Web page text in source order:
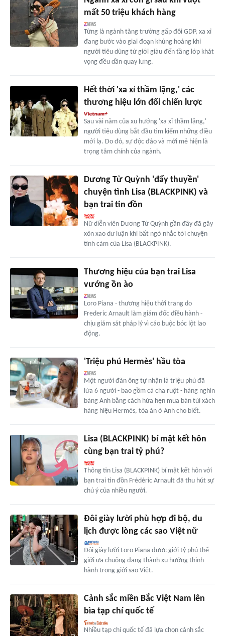
mất 50 triệu khách hàng
Từng là ngành tăng trưởng gấp đôi GDP, xa xỉ
đang bước vào giai đoạn khủng hoảng khi
người tiêu dùng từ giới giàu đến tầng lớp khát
vọng đều dần quay lưng.
Hết thời 'xa xỉ thầm lặng,' các
thương hiệu lớn đổi chiến lược
Sau vài năm của xu hướng 'xa xỉ thầm lặng,'
người tiêu dùng bắt đầu tìm kiếm những điều
mới lạ. Do đó, sự độc đáo và mới mẻ hiện là
trọng tâm chính của ngành.
Dương Tử Quỳnh 'đẩy thuyền'
chuyện tình Lisa (BLACKPINK) và
bạn trai tin đồn
Nữ diễn viên Dương Tử Quỳnh gần đây đã gây
xôn xao dư luận khi bất ngờ nhắc tới chuyện
tình cảm của Lisa (BLACKPINK).
Thương hiệu của bạn trai Lisa
vướng ồn ào
Loro Piana - thương hiệu thời trang do
Frederic Arnault làm giám đốc điều hành -
chịu giám sát pháp lý vì cáo buộc bóc lột lao
động.
'Triệu phú Hermès' hầu tòa
Một người đàn ông tự nhận là triệu phú đã
lừa 6 người - bao gồm cả cha ruột - hàng nghìn
bảng Anh bằng cách hứa hẹn mua bán túi xách
hàng hiệu Hermès, tòa án ở Anh cho biết.
Lisa (BLACKPINK) bí mật kết hôn
cùng bạn trai tỷ phú?
Thông tin Lisa (BLACKPINK) bí mật kết hôn với
bạn trai tin đồn Frédéric Arnault đã thu hút sự
chú ý của nhiều người.
Đôi giày lười phù hợp đi bộ, du
lịch được lòng các sao Việt nữ
Đôi giày lười Loro Piana được giới tỷ phú thế
giới ưa chuộng đang thành xu hướng thịnh
hành trong giới sao Việt.
Cảnh sắc miền Bắc Việt Nam lên
bìa tạp chí quốc tế
Nhiều tạp chí quốc tế đã lựa chọn cảnh sắc